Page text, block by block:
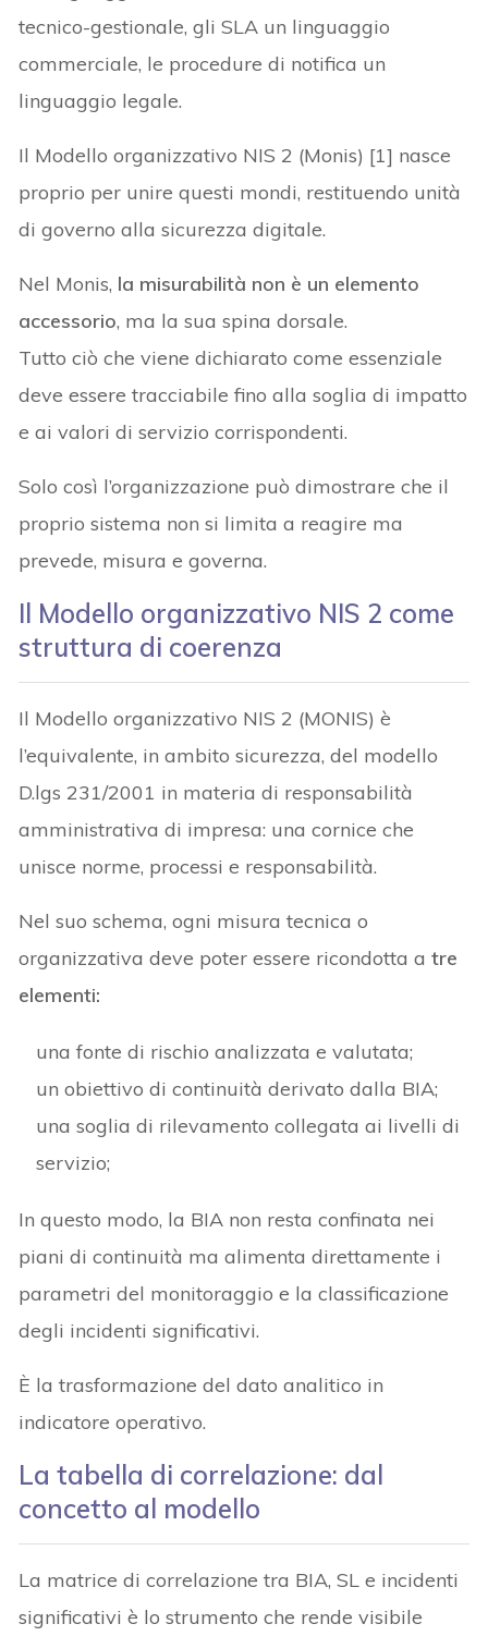
tecnico-gestionale, gli SLA un linguaggio
commerciale, le procedure di notifica un
linguaggio legale.
Il Modello organizzativo NIS 2 (Monis) [1] nasce
proprio per unire questi mondi, restituendo unità
di governo alla sicurezza digitale.
Nel Monis, la misurabilità non è un elemento
accessorio, ma la sua spina dorsale.
Tutto ciò che viene dichiarato come essenziale
deve essere tracciabile fino alla soglia di impatto
e ai valori di servizio corrispondenti.
Solo così l’organizzazione può dimostrare che il
proprio sistema non si limita a reagire ma
prevede, misura e governa.
Il Modello organizzativo NIS 2 come
struttura di coerenza
Il Modello organizzativo NIS 2 (MONIS) è
l’equivalente, in ambito sicurezza, del modello
D.lgs 231/2001 in materia di responsabilità
amministrativa di impresa: una cornice che
unisce norme, processi e responsabilità.
Nel suo schema, ogni misura tecnica o
organizzativa deve poter essere ricondotta atre
elementi:
una fonte di rischio analizzata e valutata;
un obiettivo di continuità derivato dalla BIA;
una soglia di rilevamento collegata ai livelli di
servizio;
In questo modo, la BIA non resta confinata nei
piani di continuità ma alimenta direttamente i
parametri del monitoraggio e la classificazione
degli incidenti significativi.
È la trasformazione del dato analitico in
indicatore operativo.
La tabella di correlazione: dal
concetto al modello
La matrice di correlazione tra BIA, SL e incidenti
significativi è lo strumento che rende visibile